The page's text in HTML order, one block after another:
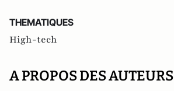
THEMATIQUES
High-tech
A PROPOS DES AUTEURS